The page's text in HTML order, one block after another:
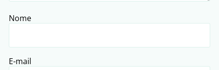
Nome
E-mail